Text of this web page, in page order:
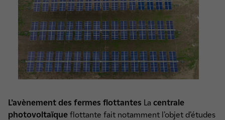
L’avènement des fermes flottantes La centrale
photovoltaïque flottante fait notamment l’objet d’études